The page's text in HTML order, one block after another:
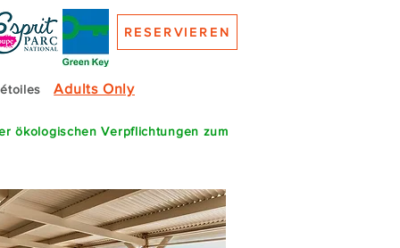
RESERVIEREN
étoilesAdults Only
ökologischen Verpflichtungen zum